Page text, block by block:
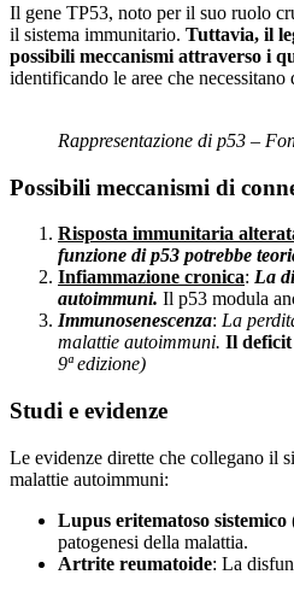
Il gene TP53, noto per il suo ruolo
il sistema immunitario. Tuttavia, il
possibili meccanismi attraverso i
identificando le aree che
Rappresentazione di p53 –
Possibili meccanismi di
Risposta immunitaria
funzione di p53 potrebbe
Infiammazione cronica: La
autoimmuni. Il p53 modula
Immunosenescenza: La
malattie autoimmuni. Il deficit
9ª edizione)
Studi e evidenze
Le evidenze dirette che collegano il
malattie autoimmuni:
Lupus eritematoso sistemico
patogenesi della malattia.
Artrite reumatoide: La